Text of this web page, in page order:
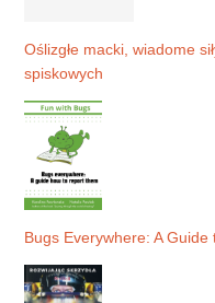
Oślizgłe macki, wiadome
spiskowych
Bugs Everywhere: A